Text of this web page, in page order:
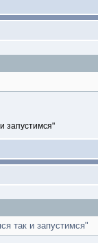
запустимся"
так и запустимся"